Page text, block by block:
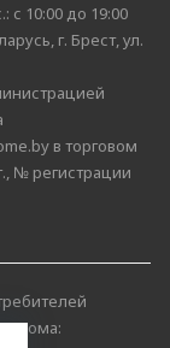
с 10:00 до 19:00
г. Брест, ул.
в торговом
№ регистрации